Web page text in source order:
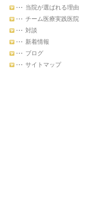
当院が選ばれる理由
チーム医療実践医院
対談
新着情報
ブログ
サイトマップ